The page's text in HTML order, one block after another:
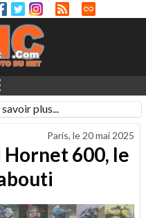
savoir plus...
Paris, le 20 mai 2025
Hornet 600, le